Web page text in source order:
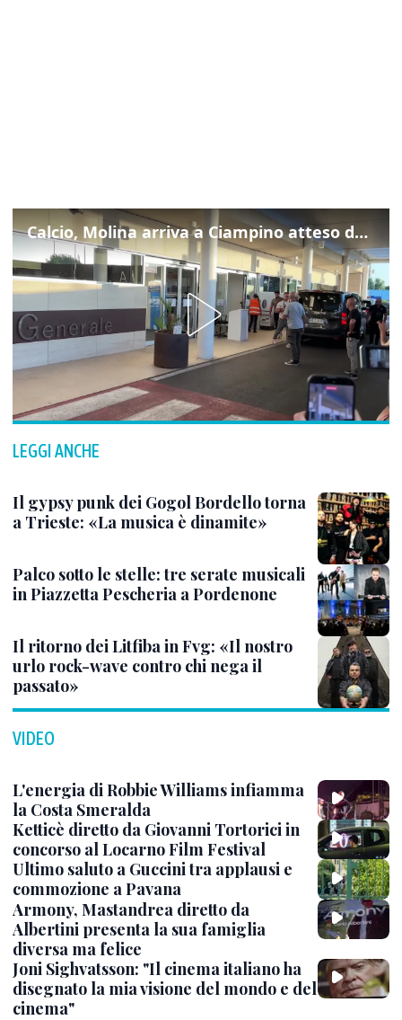
Calcio, Molina arriva a Ciampino atteso dalla Roma
LEGGI ANCHE
Il gypsy punk dei Gogol Bordello torna
a Trieste: «La musica è dinamite»
Palco sotto le stelle: tre serate musicali
in Piazzetta Pescheria a Pordenone
Il ritorno dei Litfiba in Fvg: «Il nostro
urlo rock-wave contro chi nega il
passato»
VIDEO
L'energia di Robbie Williams infiamma
la Costa Smeralda
Ketticè diretto da Giovanni Tortorici in
concorso al Locarno Film Festival
Ultimo saluto a Guccini tra applausi e
commozione a Pavana
Armony, Mastandrea diretto da
Albertini presenta la sua famiglia
diversa ma felice
Joni Sighvatsson: "Il cinema italiano ha
disegnato la mia visione del mondo e del
cinema"